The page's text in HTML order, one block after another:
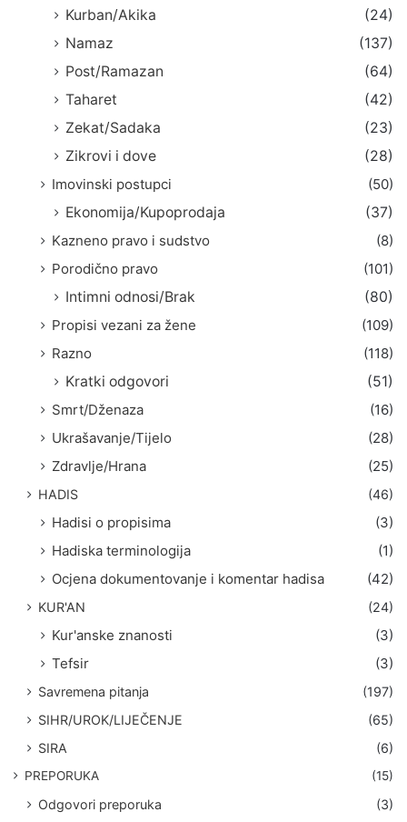
Kurban/Akika
(24)
Namaz
(137)
Post/Ramazan
(64)
Taharet
(42)
Zekat/Sadaka
(23)
Zikrovi i dove
(28)
Imovinski postupci
(50)
Ekonomija/Kupoprodaja
(37)
Kazneno pravo i sudstvo
(8)
Porodično pravo
(101)
Intimni odnosi/Brak
(80)
Propisi vezani za žene
(109)
Razno
(118)
Kratki odgovori
(51)
Smrt/Dženaza
(16)
Ukrašavanje/Tijelo
(28)
Zdravlje/Hrana
(25)
HADIS (46)
Hadisi o propisima
(3)
Hadiska terminologija
(1)
Ocjena dokumentovanje i komentar hadisa
(42)
KUR'AN (24)
Kur'anske znanosti
(3)
Tefsir
(3)
Savremena pitanja
(197)
SIHR/UROK/LIJEČENJE
(65)
SIRA
(6)
PREPORUKA (15)
Odgovori preporuka
(3)